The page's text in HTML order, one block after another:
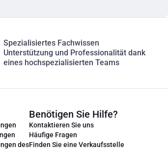
Spezialisiertes Fachwissen
Unterstützung und Professionalität dank
eines hochspezialisierten Teams
des
Benötigen Sie Hilfe?
Kontaktieren Sie uns
Häufige Fragen
Finden Sie eine Verkaufsstelle